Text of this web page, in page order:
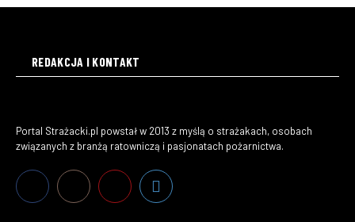
REDAKCJA I KONTAKT
Portal Strażacki.pl powstał w 2013 z myślą o strażakach, osobach
związanych z branżą ratowniczą i pasjonatach pożarnictwa.